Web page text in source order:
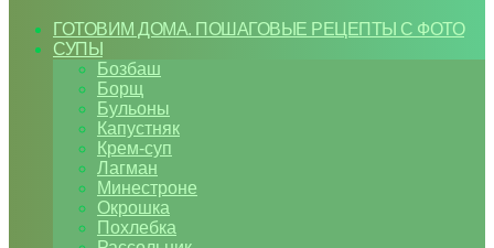
ГОТОВИМ ДОМА. ПОШАГОВЫЕ РЕЦЕПТЫ С ФОТО
СУПЫ
Бозбаш
Борщ
Бульоны
Капустняк
Крем-суп
Лагман
Минестроне
Окрошка
Похлебка